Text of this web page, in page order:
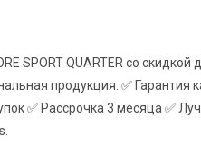
SPORT QUARTER со скидкой
продукция. ✅ Гарантия
✅ Рассрочка 3 месяца ✅